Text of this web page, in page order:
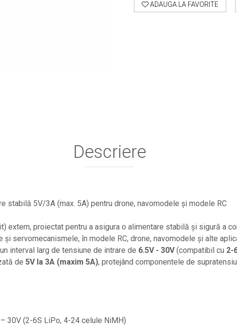
ADAUGA LA FAVORITE
Descriere
stabilă 5V/3A (max. 5A) pentru drone, navomodele și modele RC
extern, proiectat pentru a asigura o alimentare stabilă și sigură a
servomecanismele, în modele RC, drone, navomodele și alte
interval larg de tensiune de intrare de 6.5V - 30V(compatibil cu 2-
de 5V la 3A (maxim 5A), protejând componentele de
30V (2-6S LiPo, 4-24 celule NiMH)